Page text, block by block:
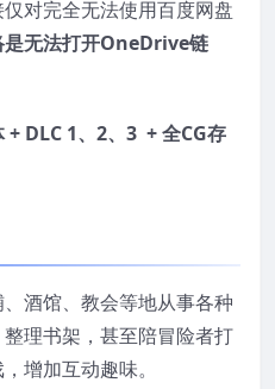
对完全无法使用百度网盘
是无法打开OneDrive链
DLC 1、2、3 + 全CG存
酒馆、教会等地从事各种
理书架，甚至陪冒险者打
增加互动趣味。